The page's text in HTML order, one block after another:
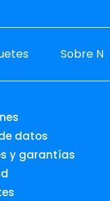
Sobre
datos
y garantías